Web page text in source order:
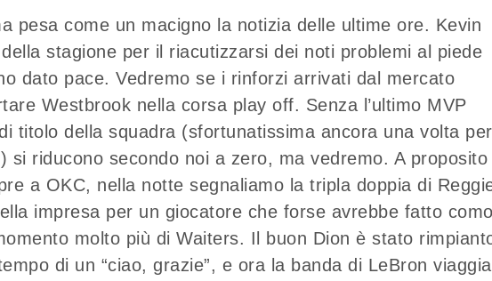
pesa come un macigno la notizia delle ultime ore. Kevin
stagione per il riacutizzarsi dei noti problemi al piede
dato pace. Vedremo se i rinforzi arrivati dal mercato
Westbrook nella corsa play off. Senza l’ultimo MVP
titolo della squadra (sfortunatissima ancora una volta per
si riducono secondo noi a zero, ma vedremo. A proposito
a OKC, nella notte segnaliamo la tripla doppia di
impresa per un giocatore che forse avrebbe fatto
molto più di Waiters. Il buon Dion è stato
di un “ciao, grazie”, e ora la banda di LeBron viaggia